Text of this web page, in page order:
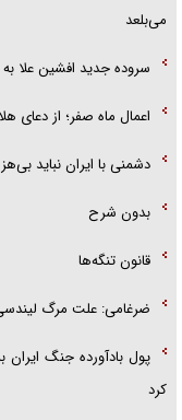
می‌بلعد
سروده جدید افشین علا
اعمال ماه صفر؛ از دعای
دشمنی با ایران نباید
بدون شرح
قانون تنگه‌ها
ضرغامی: علت مرگ
پول بادآورده جنگ
کرد